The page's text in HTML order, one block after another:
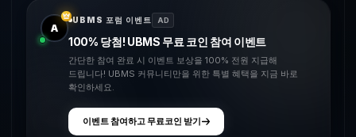
A
UBMS 포럼 이벤트 AD
100% 당첨! UBMS 무료 코인 참여 이벤트
간단한 참여 완료 시 이벤트 보상을 100% 전원 지급해
드립니다! UBMS 커뮤니티만을 위한 특별 혜택을 지금 바로
확인하세요.
이벤트 참여하고 무료코인 받기